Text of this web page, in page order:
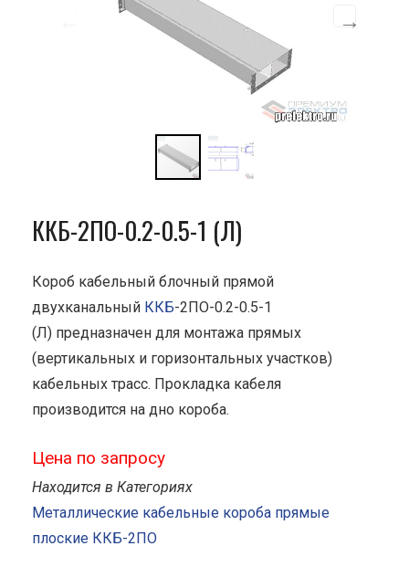
ККБ-2ПО-0.2-0.5-1 (Л)
Короб кабельный блочный прямой
двухканальный ККБ-2ПО-0.2-0.5-1
(Л) предназначен для монтажа прямых
(вертикальных и горизонтальных участков)
кабельных трасс. Прокладка кабеля
производится на дно короба.
Цена по запросу
Находится в Категориях
Металлические кабельные короба прямые
плоские ККБ-2ПО